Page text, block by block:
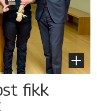
fikk